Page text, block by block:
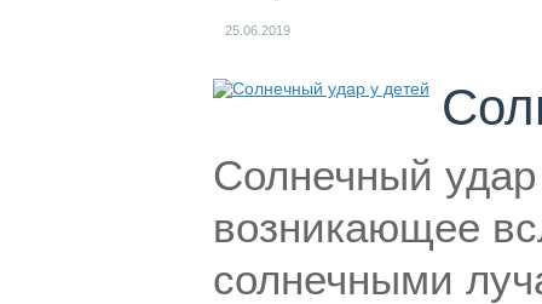
25.06.2019
Солнечный
возникающее
солнечными